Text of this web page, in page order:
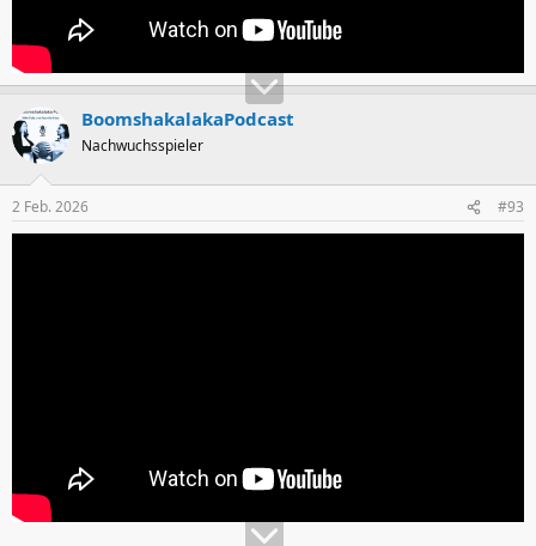
BoomshakalakaPodcast
Nachwuchsspieler
2 Feb. 2026 #93